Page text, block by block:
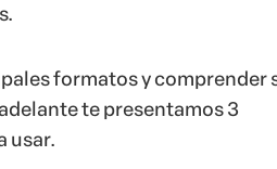
formatos y comprender
te presentamos 3
usar.